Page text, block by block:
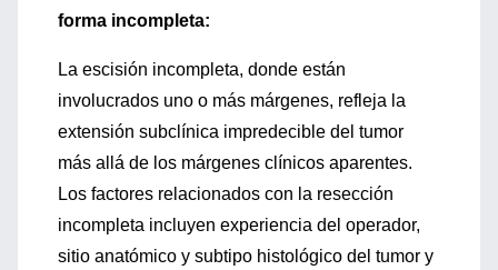
forma incompleta:
La escisión incompleta, donde están
involucrados uno o más márgenes, refleja la
extensión subclínica impredecible del tumor
más allá de los márgenes clínicos aparentes.
Los factores relacionados con la resección
incompleta incluyen experiencia del operador,
sitio anatómico y subtipo histológico del tumor y